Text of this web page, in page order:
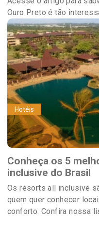
Ouro Preto é tão
Hotéis
Conheça os 5
inclusive do Brasil
Os resorts all inclusive
quem quer conhecer
conforto. Confira nossa